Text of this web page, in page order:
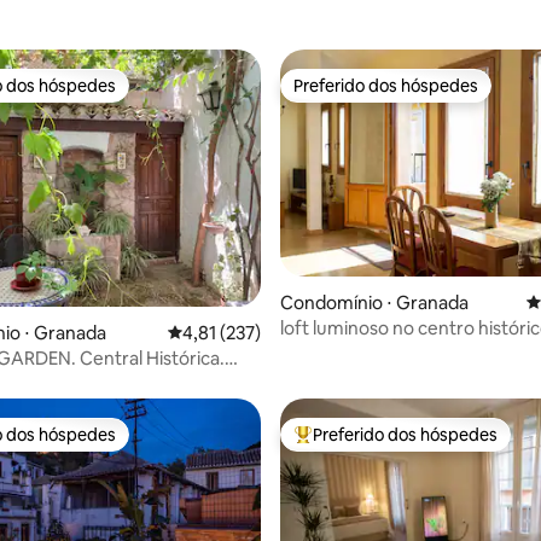
de 5, 206 avaliações
dos hóspedes
dos hóspedes
⋅ Granada 4,81 de uma avaliação média de 5, 237
4,81 (237)
Central Histórica.
Preferido dos hóspedes
Preferido dos hóspedes
Condomínio ⋅ Granada
loft luminoso no centro
dos hóspedes
dos hóspedes Entre os melhores preferidos
Preferido dos hóspedes